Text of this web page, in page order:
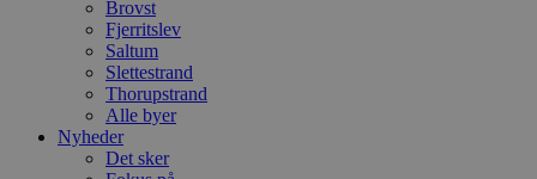
Brovst
Fjerritslev
Saltum
Slettestrand
Thorupstrand
Alle byer
Nyheder
Det sker